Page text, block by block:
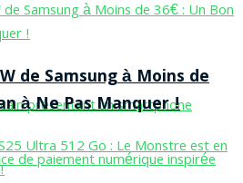
de Samsung à Moins de
à Ne Pas Manquer !